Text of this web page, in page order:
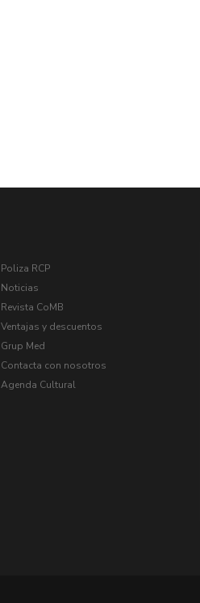
Poliza RCP
Noticias
Revista CoMB
Ventajas y descuentos
Grup Med
Contacta con nosotros
Agenda Cultural